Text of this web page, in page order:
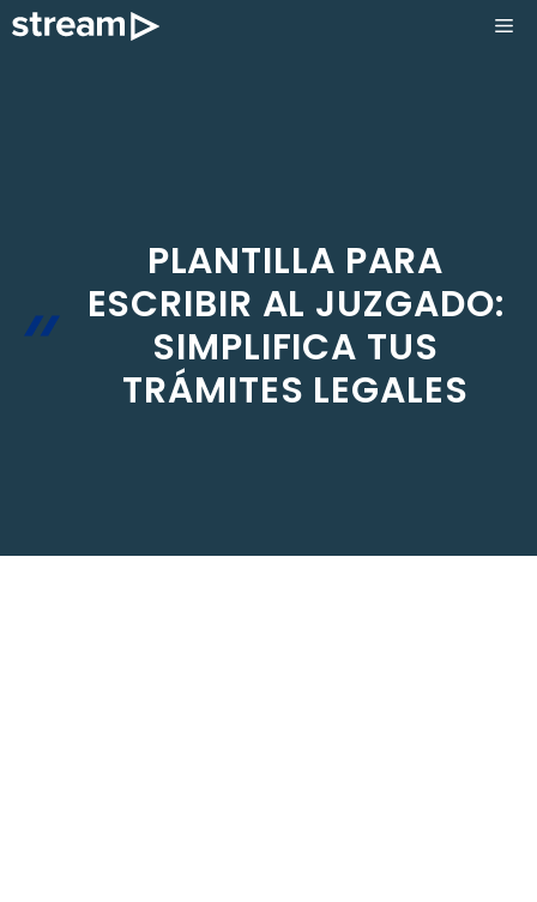
Saltar
PLANTILLA PARA
ESCRIBIR AL JUZGADO:
SIMPLIFICA TUS
TRÁMITES LEGALES